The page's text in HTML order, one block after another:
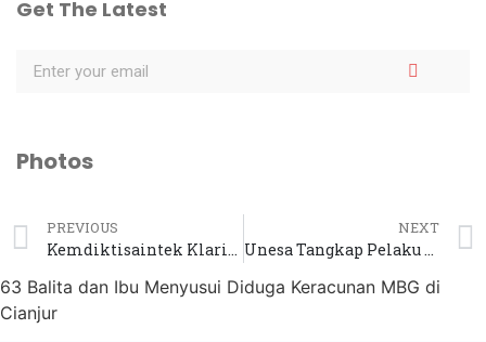
Get The Latest
Photos
PREVIOUS
Kemdiktisaintek Klarifikasi Anggaran Riset 2026 Total Capai Rp8 Triliun
NEXT
Unesa Tangkap Pelaku Joki UTBK 2026, Palsukan Ijazah dan KTP
63 Balita dan Ibu Menyusui Diduga Keracunan MBG di
Cianjur